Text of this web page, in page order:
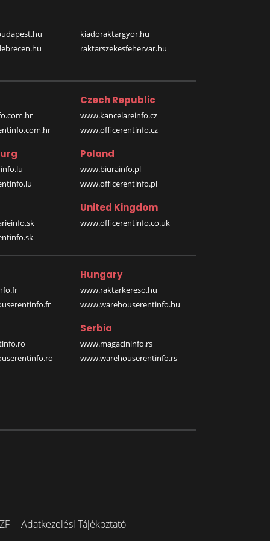
kiadoraktargyor.hu
raktarszekesfehervar.hu
Czech Republic
www.kancelareinfo.cz
www.officerentinfo.cz
Poland
www.biurainfo.pl
www.officerentinfo.pl
United Kingdom
www.officerentinfo.co.uk
Hungary
www.raktarkereso.hu
www.warehouserentinfo.hu
Serbia
www.magacininfo.rs
www.warehouserentinfo.rs
Adatkezelési Tájékoztató